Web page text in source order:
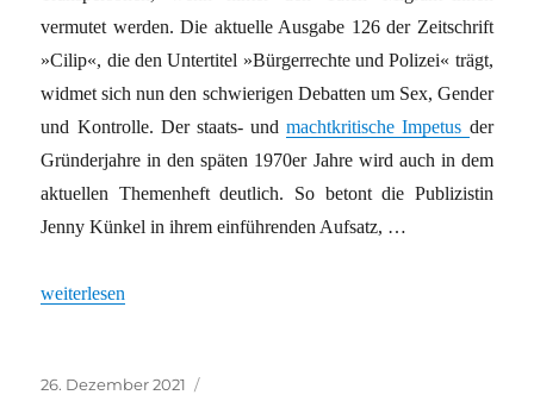
vermutet werden. Die aktuelle Ausgabe 126 der Zeitschrift
»Cilip«, die den Untertitel »Bürgerrechte und Polizei« trägt,
widmet sich nun den schwierigen Debatten um Sex, Gender
und Kontrolle. Der staats- undmachtkritische Impetus der
Gründerjahre in den späten 1970er Jahre wird auch in dem
aktuellen Themenheft deutlich. So betont die Publizistin
Jenny Künkel in ihrem einführenden Aufsatz, …
„Anstöße für feministische Debatten“
weiterlesen
Veröffentlicht
26. Dezember 2021